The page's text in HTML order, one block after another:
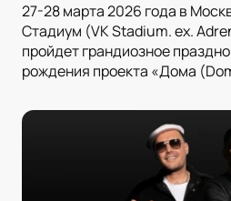
27-28 марта 2026 года в
Стадиум (VK Stadium. ex.
пройдет грандиозное
рождения проекта «Дома